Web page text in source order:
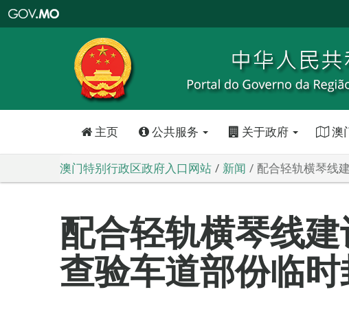
特
政
区
政
口
主页 公共服务 关于政府 澳
澳门特别行政区政府入口网站 新闻 配合轻轨横琴线
配合轻轨横琴线
查验车道部份临